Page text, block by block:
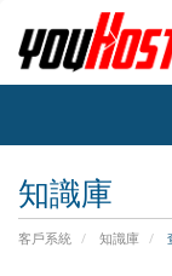
知識庫
客戶系統 知識庫